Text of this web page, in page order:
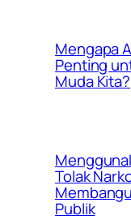
Mengapa
Penting
Muda Kita?
Tolak
Publik